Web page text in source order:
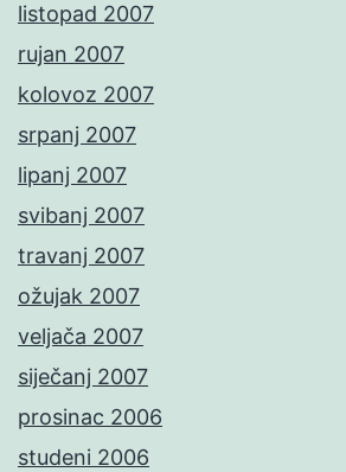
listopad 2007
rujan 2007
kolovoz 2007
srpanj 2007
lipanj 2007
svibanj 2007
travanj 2007
ožujak 2007
veljača 2007
siječanj 2007
prosinac 2006
studeni 2006